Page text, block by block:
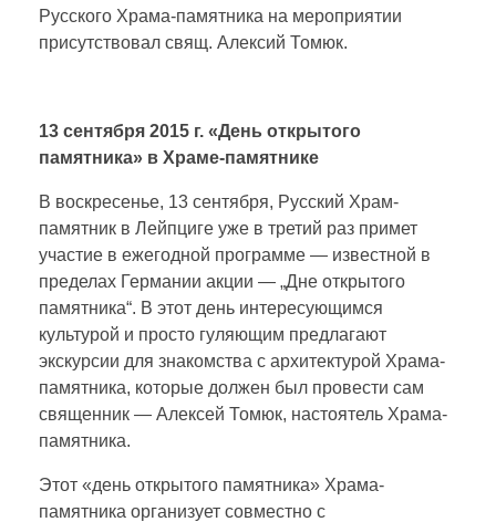
Русского Храма-памятника на мероприятии
присутствовал свящ. Алексий Томюк.
13 сентября 2015 г. «День открытого
памятника» в Храме-памятнике
В воскресенье, 13 сентября, Русский Храм-
памятник в Лейпциге уже в третий раз примет
участие в ежегодной программе — известной в
пределах Германии акции — „Дне открытого
памятника“. В этот день интересующимся
культурой и просто гуляющим предлагают
экскурсии для знакомства с архитектурой Храма-
памятника, которые должен был провести сам
священник — Алексей Томюк, настоятель Храма-
памятника.
Этот «день открытого памятника» Храма-
памятника организует совместно с